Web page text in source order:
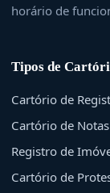
horário de
Tipos de
Cartório de
Cartório de Notas
Registro de
Cartório de